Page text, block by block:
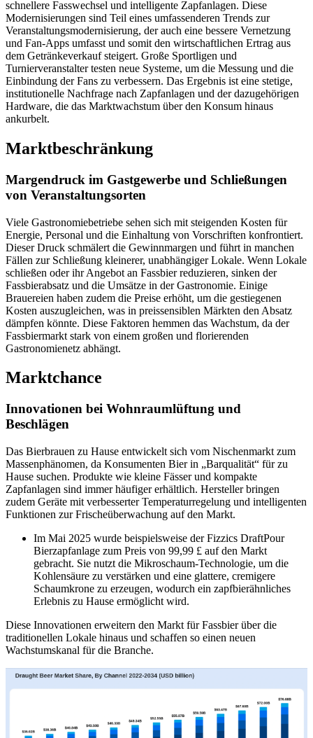
schnellere Fasswechsel und intelligente Zapfanlagen. Diese
Modernisierungen sind Teil eines umfassenderen Trends zur
Veranstaltungsmodernisierung, der auch eine bessere Vernetzung
und Fan-Apps umfasst und somit den wirtschaftlichen Ertrag aus
dem Getränkeverkauf steigert. Große Sportligen und
Turnierveranstalter testen neue Systeme, um die Messung und die
Einbindung der Fans zu verbessern. Das Ergebnis ist eine stetige,
institutionelle Nachfrage nach Zapfanlagen und der dazugehörigen
Hardware, die das Marktwachstum über den Konsum hinaus
ankurbelt.
Marktbeschränkung
Margendruck im Gastgewerbe und Schließungen
von Veranstaltungsorten
Viele Gastronomiebetriebe sehen sich mit steigenden Kosten für
Energie, Personal und die Einhaltung von Vorschriften konfrontiert.
Dieser Druck schmälert die Gewinnmargen und führt in manchen
Fällen zur Schließung kleinerer, unabhängiger Lokale. Wenn Lokale
schließen oder ihr Angebot an Fassbier reduzieren, sinken der
Fassbierabsatz und die Umsätze in der Gastronomie. Einige
Brauereien haben zudem die Preise erhöht, um die gestiegenen
Kosten auszugleichen, was in preissensiblen Märkten den Absatz
dämpfen könnte. Diese Faktoren hemmen das Wachstum, da der
Fassbiermarkt stark von einem großen und florierenden
Gastronomienetz abhängt.
Marktchance
Innovationen bei Wohnraumlüftung und
Beschlägen
Das Bierbrauen zu Hause entwickelt sich vom Nischenmarkt zum
Massenphänomen, da Konsumenten Bier in „Barqualität“ für zu
Hause suchen. Produkte wie kleine Fässer und kompakte
Zapfanlagen sind immer häufiger erhältlich. Hersteller bringen
zudem Geräte mit verbesserter Temperaturregelung und intelligenten
Funktionen zur Frischeüberwachung auf den Markt.
Im Mai 2025 wurde beispielsweise der Fizzics DraftPour
Bierzapfanlage zum Preis von 99,99 £ auf den Markt
gebracht. Sie nutzt die Mikroschaum-Technologie, um die
Kohlensäure zu verstärken und eine glattere, cremigere
Schaumkrone zu erzeugen, wodurch ein zapfbierähnliches
Erlebnis zu Hause ermöglicht wird.
Diese Innovationen erweitern den Markt für Fassbier über die
traditionellen Lokale hinaus und schaffen so einen neuen
Wachstumskanal für die Branche.